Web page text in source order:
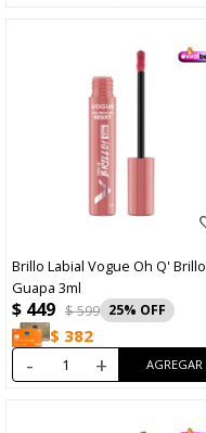
Brillo Labial Vogue Oh Q' Brillo
Guapa 3ml
$ 449 $599 25
$ 382
- +